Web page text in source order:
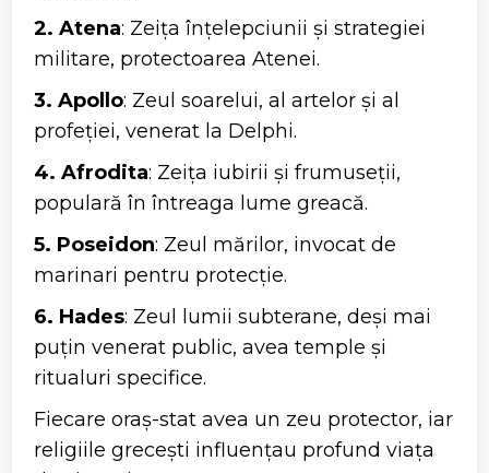
2. Atena: Zeița înțelepciunii și strategiei
militare, protectoarea Atenei.
3. Apollo: Zeul soarelui, al artelor și al
profeției, venerat la Delphi.
4. Afrodita: Zeița iubirii și frumuseții,
populară în întreaga lume greacă.
5. Poseidon: Zeul mărilor, invocat de
marinari pentru protecție.
6. Hades: Zeul lumii subterane, deși mai
puțin venerat public, avea temple și
ritualuri specifice.
Fiecare oraș-stat avea un zeu protector, iar
religiile grecești influențau profund viața